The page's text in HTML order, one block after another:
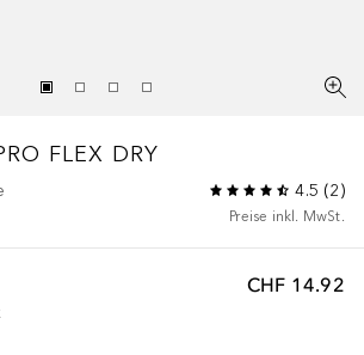
FLEX DRY
4.5 (2)
Preise inkl. MwSt.
CHF 14.92